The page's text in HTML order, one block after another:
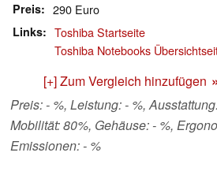
Preis 290 Euro
Links
Toshiba Startseite
Toshiba Notebooks
[+] Zum Vergleich hinzufügen
Preis: - %, Leistung: - %,
Mobilität: 80%, Gehäuse: - %,
Emissionen: - %